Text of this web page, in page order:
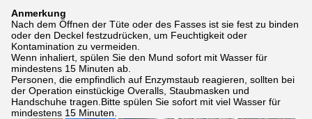
Anmerkung
Nach dem Öffnen der Tüte oder des Fasses ist sie fest zu binden
oder den Deckel festzudrücken, um Feuchtigkeit oder
Kontamination zu vermeiden.
Wenn inhaliert, spülen Sie den Mund sofort mit Wasser für
mindestens 15 Minuten ab.
Personen, die empfindlich auf Enzymstaub reagieren, sollten bei
der Operation einstückige Overalls, Staubmasken und
Handschuhe tragen.Bitte spülen Sie sofort mit viel Wasser für
mindestens 15 Minuten.